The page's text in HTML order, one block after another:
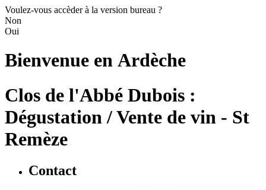
Voulez-vous accèder à la version bureau ?
Non
Oui
Bienvenue en Ardèche
Clos de l'Abbé Dubois :
Dégustation / Vente de vin - St
Remèze
Contact